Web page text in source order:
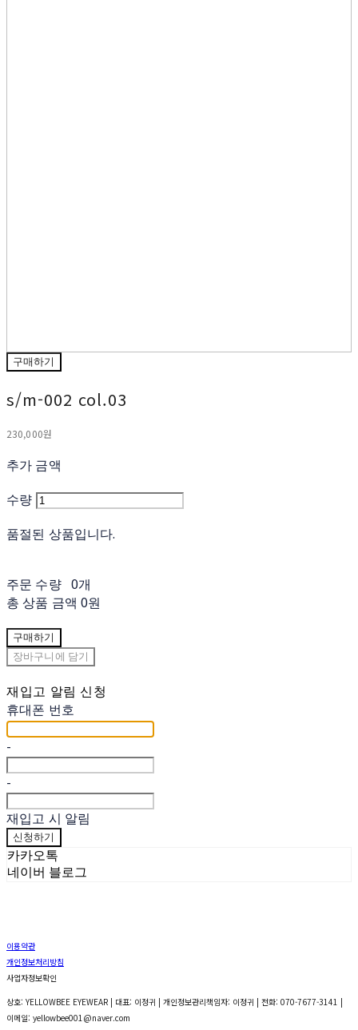
구매하기
s/m-002 col.03
230,000원
추가 금액
수량
품절된 상품입니다.
주문 수량 0개
총 상품 금액 0원
구매하기
장바구니에 담기
재입고 알림 신청
휴대폰 번호
-
-
재입고 시 알림
신청하기
카카오톡
네이버 블로그
이용약관
개인정보처리방침
사업자정보확인
상호: YELLOWBEE EYEWEAR | 대표: 이정귀 | 개인정보관리책임자: 이정귀 | 전화: 070-7677-3141 |
이메일: yellowbee001@naver.com